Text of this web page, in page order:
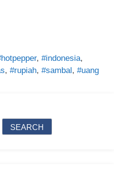
, #indonesia,
, #rupiah, #sambal , #uang
SEARCH